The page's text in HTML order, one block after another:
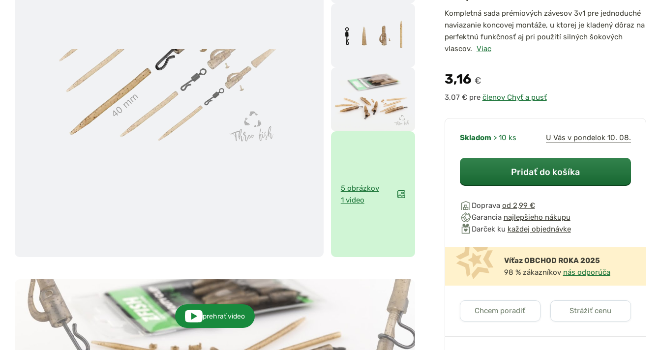
prehrať video
5 obrázkov
1 video
prehrať video
Kompletná sada prémiových závesov 3v1 pre jednoduché
naviazanie koncovej montáže, u ktorej je kladený dôraz na
perfektnú funkčnosť aj pri použití silných šokových
vlascov. Viac
3,16 €
pre členov Chyť a pusť
Skladom > 10 ks U Vás v pondelok 10. 08.
Pridať do košíka
Doprava od 2,99 €
Garancia najlepšieho nákupu
Darček ku každej objednávke
Víťaz OBCHOD ROKA 2025
98 % zákazníkov nás odporúča
Chcem poradiť Strážiť cenu